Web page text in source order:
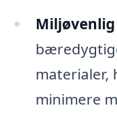
materialer,
minimere